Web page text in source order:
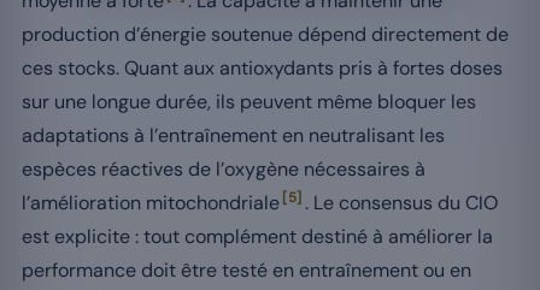
production d’énergie soutenue dépend directement de
ces stocks. Quant aux antioxydants pris à fortes doses
sur une longue durée, ils peuvent même bloquer les
adaptations à l’entraînement en neutralisant les
espèces réactives de l’oxygène nécessaires à
l’amélioration mitochondriale[5] . Le consensus du CIO
est explicite : tout complément destiné à améliorer la
performance doit être testé en entraînement ou en